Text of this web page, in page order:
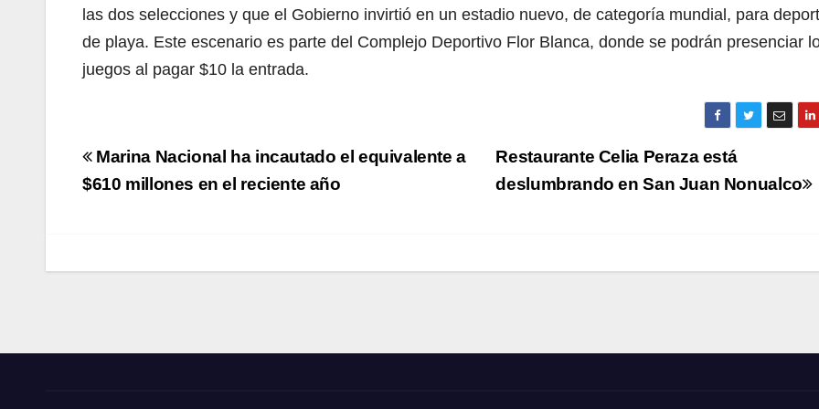
las dos selecciones y que el Gobierno invirtió en un estadio nuevo, de categoría mundial, para
de playa. Este escenario es parte del Complejo Deportivo Flor Blanca, donde se podrán presenciar
juegos al pagar $10 la entrada.
Navegación
de
Restaurante Celia Peraza está
deslumbrando en San Juan Nonualco
Marina Nacional ha incautado el equivalente a
$610 millones en el reciente año